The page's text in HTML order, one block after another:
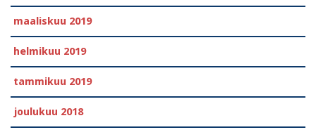
maaliskuu 2019
helmikuu 2019
tammikuu 2019
joulukuu 2018